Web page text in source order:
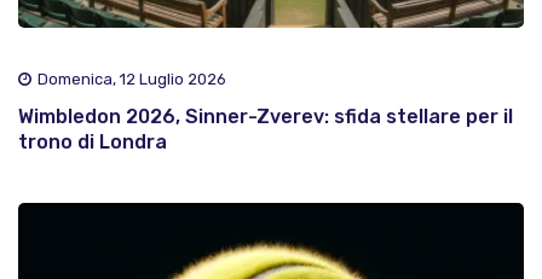
Domenica, 12 Luglio 2026
Wimbledon 2026, Sinner-Zverev: sfida stellare per il
trono di Londra